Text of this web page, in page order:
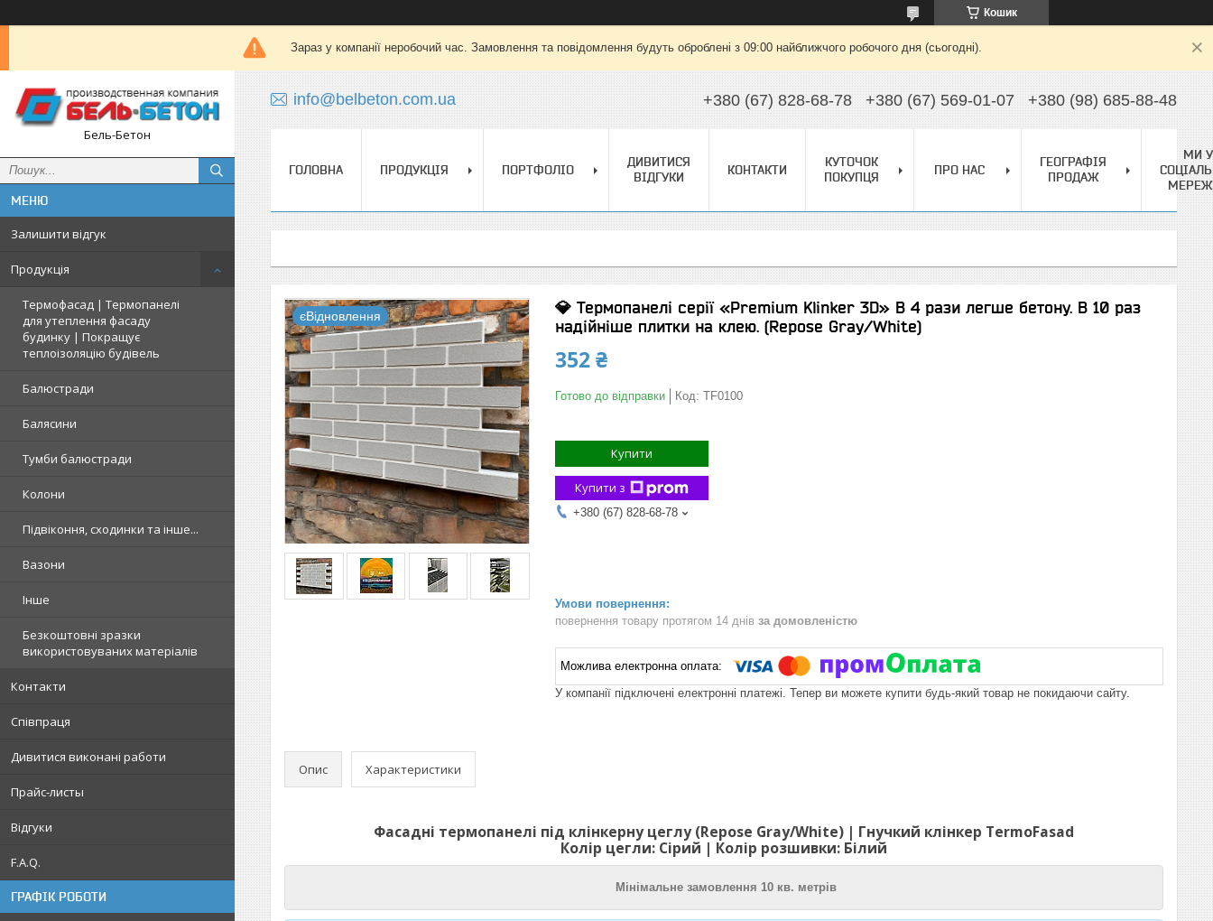
Кошик
Зараз у компанії неробочий час. Замовлення та повідомлення будуть оброблені з 09:00 найближчого робочого дня (сьогодні).
Бель-Бетон
Залишити відгук
Продукція
Термофасад | Термопанелі
для утеплення фасаду
будинку | Покращує
теплоізоляцію будівель
Балюстради
Балясини
Тумби балюстради
Колони
Підвіконня, сходинки та інше...
Вазони
Інше
Безкоштовні зразки
використовуваних матеріалів
Контакти
Співпраця
Дивитися виконані работи
Прайс-листы
Відгуки
F.A.Q.
ГРАФІК РОБОТИ
info@belbeton.com.ua +380 (67) 828-68-78 +380 (67) 569-01-07 +380 (98) 685-88-48
ГОЛОВНА ПРОДУКЦІЯ ПОРТФОЛІО
ДИВИТИСЯ
ВІДГУКИ
КОНТАКТИ
КУТОЧОК
ПОКУПЦЯ
ПРО НАС
ГЕОГРАФІЯ
ПРОДАЖ
МИ У
єВідновлення
💎 Термопанелі серії «Premium Klinker 3D» В 4 рази легше бетону. В 10 раз
надійніше плитки на клею. (Repose Gray/White)
352 ₴
Готово до відправки Код: TF0100
Купити
Купити з
+380 (67) 828-68-78
повернення товару протягом 14 днів за домовленістю
У компанії підключені електронні платежі. Тепер ви можете купити будь-який товар не покидаючи сайту.
Опис Характеристики
Фасадні термопанелі під клінкерну цеглу (Repose Gray/White) | Гнучкий клінкер TermoFasad
Колір цегли: Сірий | Колір розшивки: Білий
Мінімальне замовлення 10 кв. метрів